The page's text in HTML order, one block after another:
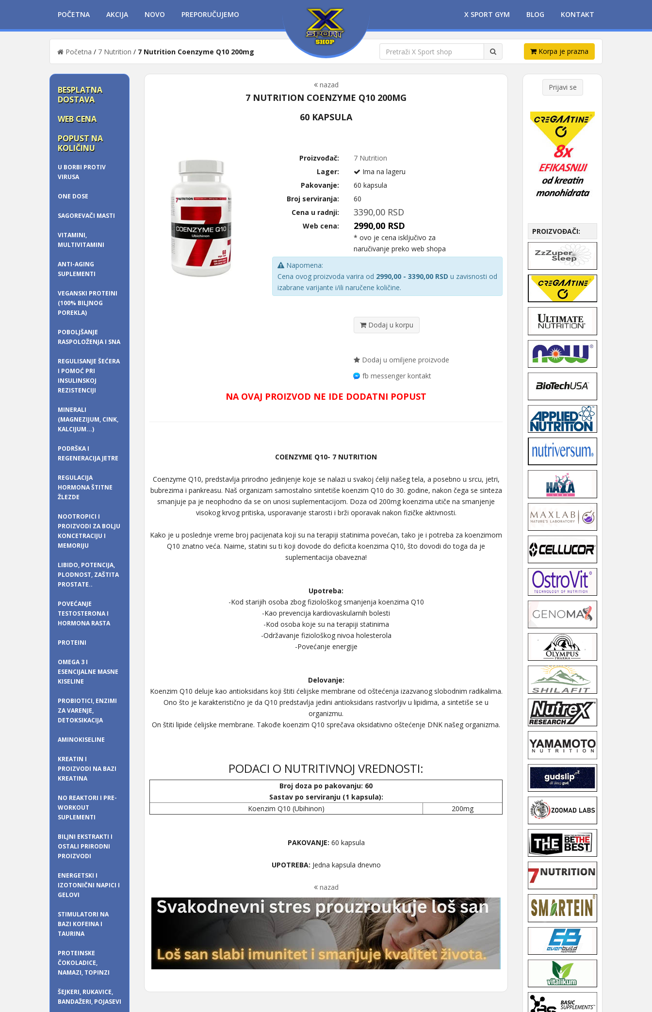
POČETNA AKCIJA NOVO PREPORUČUJEMO X SPORT GYM BLOG KONTAKT
Početna / 7 Nutrition / 7 Nutrition Coenzyme Q10 200mg Korpa je prazna
BESPLATNA
DOSTAVA
WEB CENA
POPUST NA
KOLIČINU
U BORBI PROTIV
VIRUSA
ONE DOSE
SAGOREVAČI MASTI
VITAMINI,
MULTIVITAMINI
ANTI-AGING
SUPLEMENTI
VEGANSKI PROTEINI
(100% BILJNOG
POREKLA)
POBOLJŠANJE
RASPOLOŽENJA I SNA
REGULISANJE ŠEĆERA
I POMOĆ PRI
INSULINSKOJ
REZISTENCIJI
MINERALI
(MAGNEZIJUM, CINK,
KALCIJUM...)
PODRŠKA I
REGENERACIJA JETRE
REGULACIJA
HORMONA ŠTITNE
ŽLEZDE
NOOTROPICI I
PROIZVODI ZA BOLJU
KONCETRACIJU I
MEMORIJU
LIBIDO, POTENCIJA,
PLODNOST, ZAŠTITA
PROSTATE..
POVEĆANJE
TESTOSTERONA I
HORMONA RASTA
PROTEINI
OMEGA 3 I
ESENCIJALNE MASNE
KISELINE
PROBIOTICI, ENZIMI
ZA VARENJE,
DETOKSIKACIJA
AMINOKISELINE
KREATIN I
PROIZVODI NA BAZI
KREATINA
NO REAKTORI I PRE-
WORKOUT
SUPLEMENTI
BILJNI EKSTRAKTI I
OSTALI PRIRODNI
PROIZVODI
ENERGETSKI I
IZOTONIČNI NAPICI I
GELOVI
STIMULATORI NA
BAZI KOFEINA I
TAURINA
PROTEINSKE
ČOKOLADICE,
NAMAZI, TOPINZI
ŠEJKERI, RUKAVICE,
BANDAŽERI, POJASEVI
nazad
7 NUTRITION COENZYME Q10 200MG
60 KAPSULA
Proizvođač:
7 Nutrition
Lager:
Ima na lageru
Pakovanje:
60 kapsula
Broj serviranja:
60
Cena u radnji:
3390,00 RSD
Web cena: 2990,00 RSD
* ovo je cena isključivo za
naručivanje preko web shopa
Napomena:
Cena ovog proizvoda varira od 2990,00 - 3390,00 RSD u zavisnosti od
izabrane varijante i/ili naručene količine.
Dodaj u korpu
Dodaj u omiljene proizvode
fb messenger kontakt
NA OVAJ PROIZVOD NE IDE DODATNI POPUST
COENZYME Q10- 7 NUTRITION
Coenzyme Q10, predstavlja prirodno jedinjenje koje se nalazi u svakoj ćeliji našeg tela, a posebno u srcu, jetri,
bubrezima i pankreasu. Naš organizam samostalno sintetiše koenzim Q10 do 30. godine, nakon čega se sinteza
smanjuje pa je neophodno da se on unosi suplementacijom. Doza od 200mg koenzima utiče na smanjenje
visokog krvog pritiska, usporavanje starosti i brži oporavak nakon fizičke aktivnosti.
Kako je u poslednje vreme broj pacijenata koji su na terapiji statinima povećan, tako je i potreba za koenzimom
Q10 znatno veća. Naime, statini su ti koji dovode do deficita koenzima Q10, što dovodi do toga da je
suplementacija obavezna!
Upotreba:
-Kod starijih osoba zbog fiziološkog smanjenja koenzima Q10
-Kao prevencija kardiovaskularnih bolesti
-Kod osoba koje su na terapiji statinima
-Održavanje fiziološkog nivoa holesterola
-Povećanje energije
Delovanje:
Koenzim Q10 deluje kao antioksidans koji štiti ćelijske membrane od oštećenja izazvanog slobodnim radikalima.
Ono što je karakteristično je da Q10 predstavlja jedini antioksidans rastvorljiv u lipidima, a sintetiše se u
organizmu.
On štiti lipide ćelijske membrane. Takođe koenzim Q10 sprečava oksidativno oštećenje DNK našeg organizma.
PODACI O NUTRITIVNOJ VREDNOSTI:
Broj doza po pakovanju: 60
Sastav po serviranju (1 kapsula):
Koenzim Q10 (Ubihinon)
200mg
PAKOVANJE: 60 kapsula
UPOTREBA: Jedna kapsula dnevno
nazad
Prijavi se
PROIZVOĐAČI: